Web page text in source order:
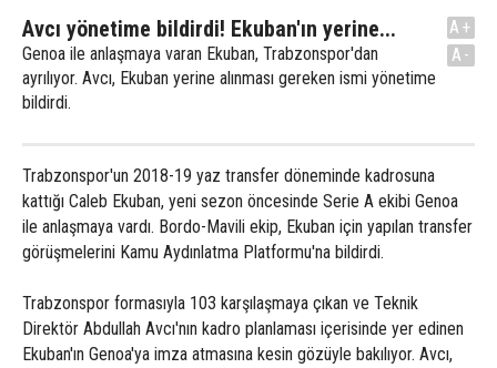
Avcı yönetime bildirdi! Ekuban'ın yerine...
Genoa ile anlaşmaya varan Ekuban, Trabzonspor'dan
ayrılıyor. Avcı, Ekuban yerine alınması gereken ismi yönetime
bildirdi.
A+
A-
Trabzonspor'un 2018-19 yaz transfer döneminde kadrosuna
kattığı Caleb Ekuban, yeni sezon öncesinde Serie A ekibi Genoa
ile anlaşmaya vardı. Bordo-Mavili ekip, Ekuban için yapılan transfer
görüşmelerini Kamu Aydınlatma Platformu'na bildirdi.
Trabzonspor formasıyla 103 karşılaşmaya çıkan ve Teknik
Direktör Abdullah Avcı'nın kadro planlaması içerisinde yer edinen
Ekuban'ın Genoa'ya imza atmasına kesin gözüyle bakılıyor. Avcı,